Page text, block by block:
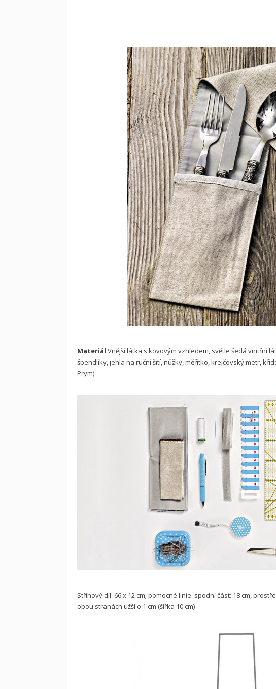
Materiál Vnější látka s kovovým vzhledem, světle šedá vnitřní
špendlíky, jehla na ruční šití, nůžky, měřítko, krejčovský metr,
Prym)
Střihový díl: 66 x 12 cm; pomocné linie: spodní část: 18 cm,
obou stranách užší o 1 cm (šířka 10 cm)